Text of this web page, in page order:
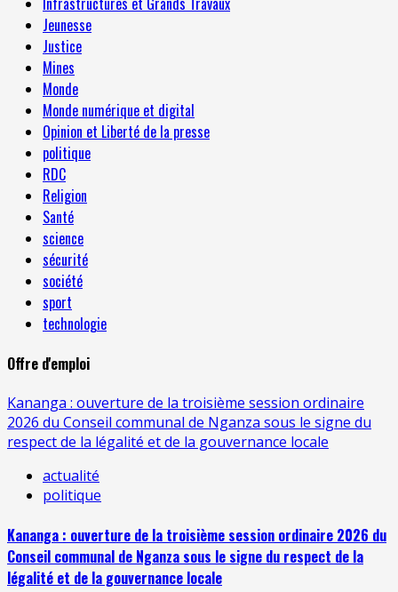
Jeunesse
Justice
Mines
Monde
Monde numérique et digital
Opinion et Liberté de la presse
politique
RDC
Religion
Santé
science
sécurité
société
sport
technologie
Offre d'emploi
Kananga : ouverture de la troisième session ordinaire
2026 du Conseil communal de Nganza sous le signe du
respect de la légalité et de la gouvernance locale
actualité
politique
Kananga : ouverture de la troisième session ordinaire 2026 du
Conseil communal de Nganza sous le signe du respect de la
légalité et de la gouvernance locale